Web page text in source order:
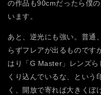
の作品も90cmだったら僕
います。
あと、逆光にも強い。普通
らずフレアが出るものです
はり「G Master」レンズ
くり込んでいるな、という
く、開放で寄れば大きくぼ